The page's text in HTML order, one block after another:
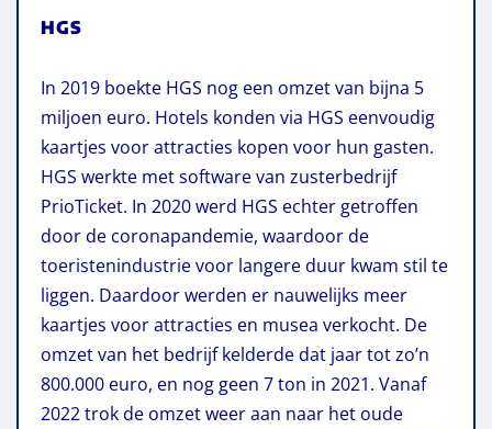
HGS
In 2019 boekte HGS nog een omzet van bijna 5
miljoen euro. Hotels konden via HGS eenvoudig
kaartjes voor attracties kopen voor hun gasten.
HGS werkte met software van zusterbedrijf
PrioTicket. In 2020 werd HGS echter getroffen
door de coronapandemie, waardoor de
toeristenindustrie voor langere duur kwam stil te
liggen. Daardoor werden er nauwelijks meer
kaartjes voor attracties en musea verkocht. De
omzet van het bedrijf kelderde dat jaar tot zo’n
800.000 euro, en nog geen 7 ton in 2021. Vanaf
2022 trok de omzet weer aan naar het oude